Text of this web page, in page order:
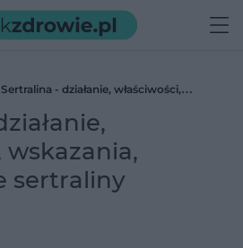
Sertralina - działanie, właściwości,
wskazania,
sertraliny